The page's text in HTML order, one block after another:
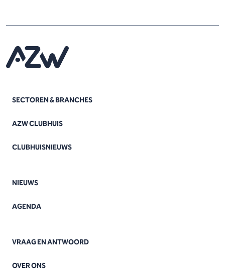
SECTOREN & BRANCHES
AZW CLUBHUIS
CLUBHUISNIEUWS
NIEUWS
AGENDA
VRAAG EN ANTWOORD
OVER ONS